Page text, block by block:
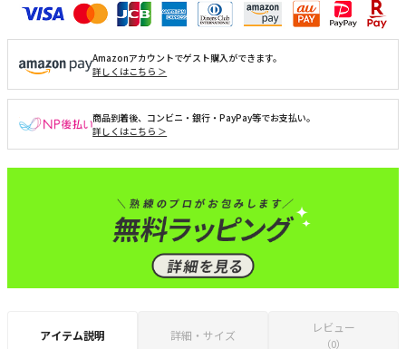
Amazonアカウントでゲスト購入ができます。
詳しくはこちら ＞
商品到着後、コンビニ・銀行・PayPay等でお支払い。
詳しくはこちら ＞
アイテム説明 詳細・サイズ
レビュー
（0）